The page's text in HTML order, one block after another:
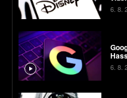
6. 8.
6. 8.